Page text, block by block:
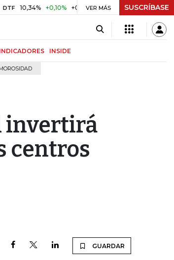
+0,10% +0,98% UVR $ 416,86 +$ 0,05 +0,01%
VER MÁS SUSCRÍBASE
INDICADORES INSIDE
invertirá
centros
GUARDAR